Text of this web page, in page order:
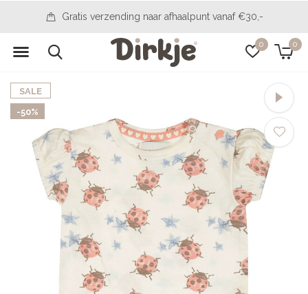
0 0
14 Tage, um Ihre Meinung zu ändern
SALE
-50%